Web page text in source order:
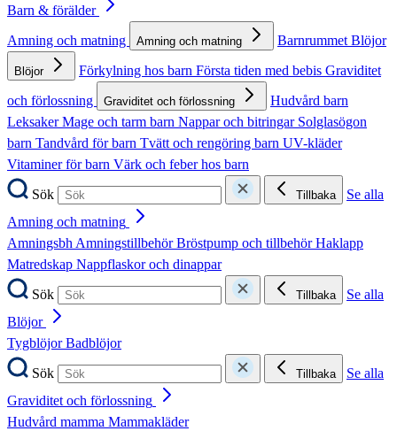
Barn & förälder
Amning och matning
Amning och matning BarnrummetBlöjor
Blöjor Förkylning hos barn Första tiden med bebis Graviditet
och förlossning
Graviditet och förlossning
Hudvård barn
LeksakerMage och tarm barn Nappar och bitringar Solglasögon
barn Tandvård för barn Tvätt och rengöring barn UV-kläder
Vitaminer för barn Värk och feber hos barn
Sök
Tillbaka
Se alla
Amning och matning
AmningsbhAmningstillbehörBröstpump och tillbehörHaklapp
Matredskap Nappflaskor och dinappar
Sök
Tillbaka
Se alla
Blöjor
TygblöjorBadblöjor
Sök
Tillbaka
Se alla
Graviditet och förlossning
Hudvård mamma Mammakläder